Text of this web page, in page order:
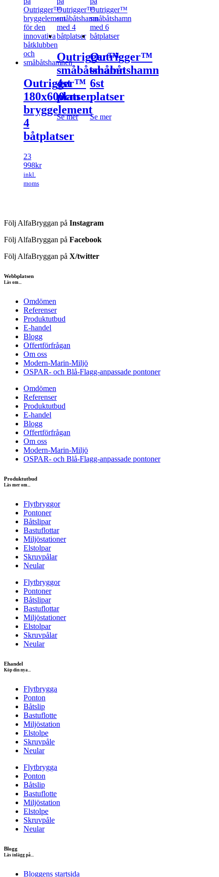
Outrigger™
180x600cm
bryggelement
4
båtplatser
23
998kr
inkl.
moms
Outrigger™
småbåtshamn
4st
platser
Se mer
Outrigger™
småbåtshamn
6st
platser
Se mer
Följ AlfaBryggan på Instagram
Följ AlfaBryggan på Facebook
Följ AlfaBryggan på X/twitter
Webbplatsen
Läs om...
Omdömen
Referenser
Produktutbud
E-handel
Blogg
Offertförfrågan
Om oss
Modern-Marin-Miljö
OSPAR- och Blå-Flagg-anpassade pontoner
Omdömen
Referenser
Produktutbud
E-handel
Blogg
Offertförfrågan
Om oss
Modern-Marin-Miljö
OSPAR- och Blå-Flagg-anpassade pontoner
Produktutbud
Läs mer om...
Flytbryggor
Pontoner
Båtslipar
Bastuflottar
Miljöstationer
Elstolpar
Skruvpålar
Neular
Flytbryggor
Pontoner
Båtslipar
Bastuflottar
Miljöstationer
Elstolpar
Skruvpålar
Neular
Ehandel
Köp din nya...
Flytbrygga
Ponton
Båtslip
Bastuflotte
Miljöstation
Elstolpe
Skruvpåle
Neular
Flytbrygga
Ponton
Båtslip
Bastuflotte
Miljöstation
Elstolpe
Skruvpåle
Neular
Blogg
Läs inlägg på...
Bloggens startsida